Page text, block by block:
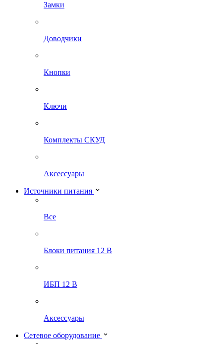
Замки
Доводчики
Кнопки
Ключи
Комплекты СКУД
Аксессуары
Источники питания
Все
Блоки питания 12 В
ИБП 12 В
Аксессуары
Сетевое оборудование